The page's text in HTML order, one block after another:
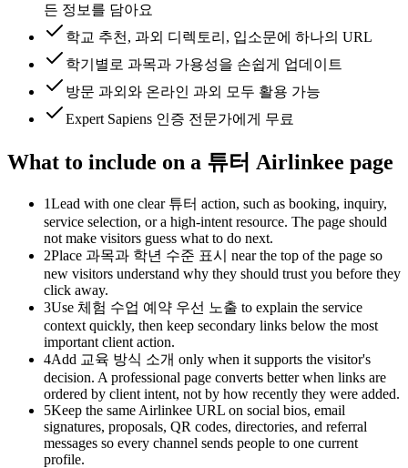
든 정보를 담아요
학교 추천, 과외 디렉토리, 입소문에 하나의 URL
학기별로 과목과 가용성을 손쉽게 업데이트
방문 과외와 온라인 과외 모두 활용 가능
Expert Sapiens 인증 전문가에게 무료
What to include on a 튜터 Airlinkee page
1Lead with one clear 튜터 action, such as booking, inquiry,
service selection, or a high-intent resource. The page should
not make visitors guess what to do next.
2Place 과목과 학년 수준 표시 near the top of the page so
new visitors understand why they should trust you before they
click away.
3Use 체험 수업 예약 우선 노출 to explain the service
context quickly, then keep secondary links below the most
important client action.
4Add 교육 방식 소개 only when it supports the visitor's
decision. A professional page converts better when links are
ordered by client intent, not by how recently they were added.
5Keep the same Airlinkee URL on social bios, email
signatures, proposals, QR codes, directories, and referral
messages so every channel sends people to one current
profile.